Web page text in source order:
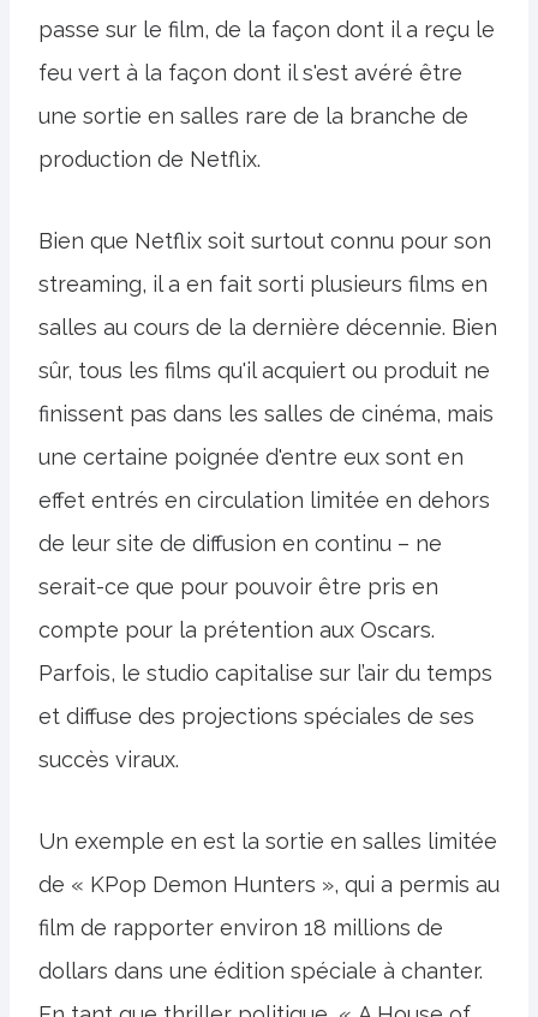
passe sur le film, de la façon dont il a reçu le
feu vert à la façon dont il s'est avéré être
une sortie en salles rare de la branche de
production de Netflix.
Bien que Netflix soit surtout connu pour son
streaming, il a en fait sorti plusieurs films en
salles au cours de la dernière décennie. Bien
sûr, tous les films qu'il acquiert ou produit ne
finissent pas dans les salles de cinéma, mais
une certaine poignée d'entre eux sont en
effet entrés en circulation limitée en dehors
de leur site de diffusion en continu – ne
serait-ce que pour pouvoir être pris en
compte pour la prétention aux Oscars.
Parfois, le studio capitalise sur l’air du temps
et diffuse des projections spéciales de ses
succès viraux.
Un exemple en est la sortie en salles limitée
de « KPop Demon Hunters », qui a permis au
film de rapporter environ 18 millions de
dollars dans une édition spéciale à chanter.